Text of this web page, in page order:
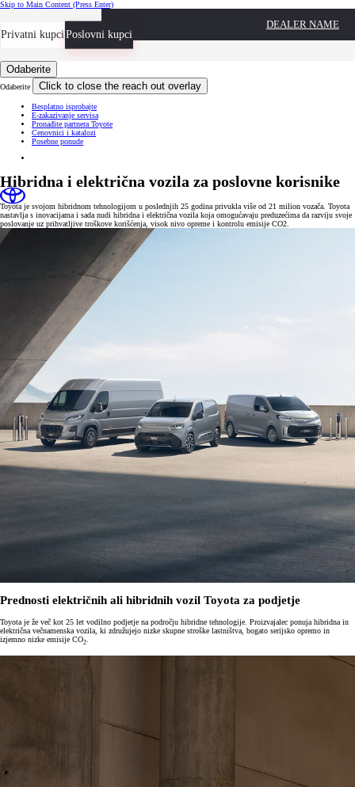
Skip to Main Content (Press Enter)
Privatni kupciPoslovni kupci
Zakažite sastanak
DEALER NAME
Odaberite
Odaberite Click to close the reach out overlay
Besplatno isprobajte
E-zakazivanje servisa
Pronađite partnera Toyote
Cenovnici i katalozi
Posebne ponude
Hibridna i električna vozila za poslovne korisnike
Toyota je svojom hibridnom tehnologijom u poslednjih 25 godina privukla više od 21 milion vozača. Toyota
nastavlja s inovacijama i sada nudi hibridna i električna vozila koja omogućavaju preduzećima da razviju svoje
poslovanje uz prihvatljive troškove korišćenja, visok nivo opreme i kontrolu emisije CO2.
Prednosti električnih ali hibridnih vozil Toyota za podjetje
Toyota je že več kot 25 let vodilno podjetje na področju hibridne tehnologije. Proizvajalec ponuja hibridna in
električna večnamenska vozila, ki združujejo nizke skupne stroške lastništva, bogato serijsko opremo in
izjemno nizke emisije CO2